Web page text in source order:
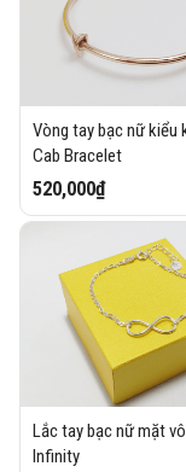
Vòng tay bạc nữ kiểu
Cab Bracelet
520,000₫
Lắc tay bạc nữ mặt
Infinity